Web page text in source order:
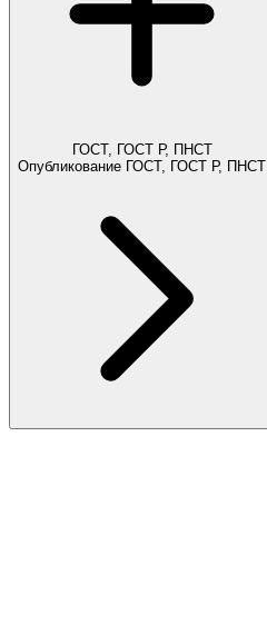
ГОСТ, ГОСТ Р, ПНСТ
Опубликование ГОСТ, ГОСТ Р, ПНСТ